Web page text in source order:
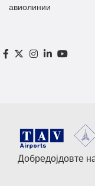
авиолинии
Добредојдовте